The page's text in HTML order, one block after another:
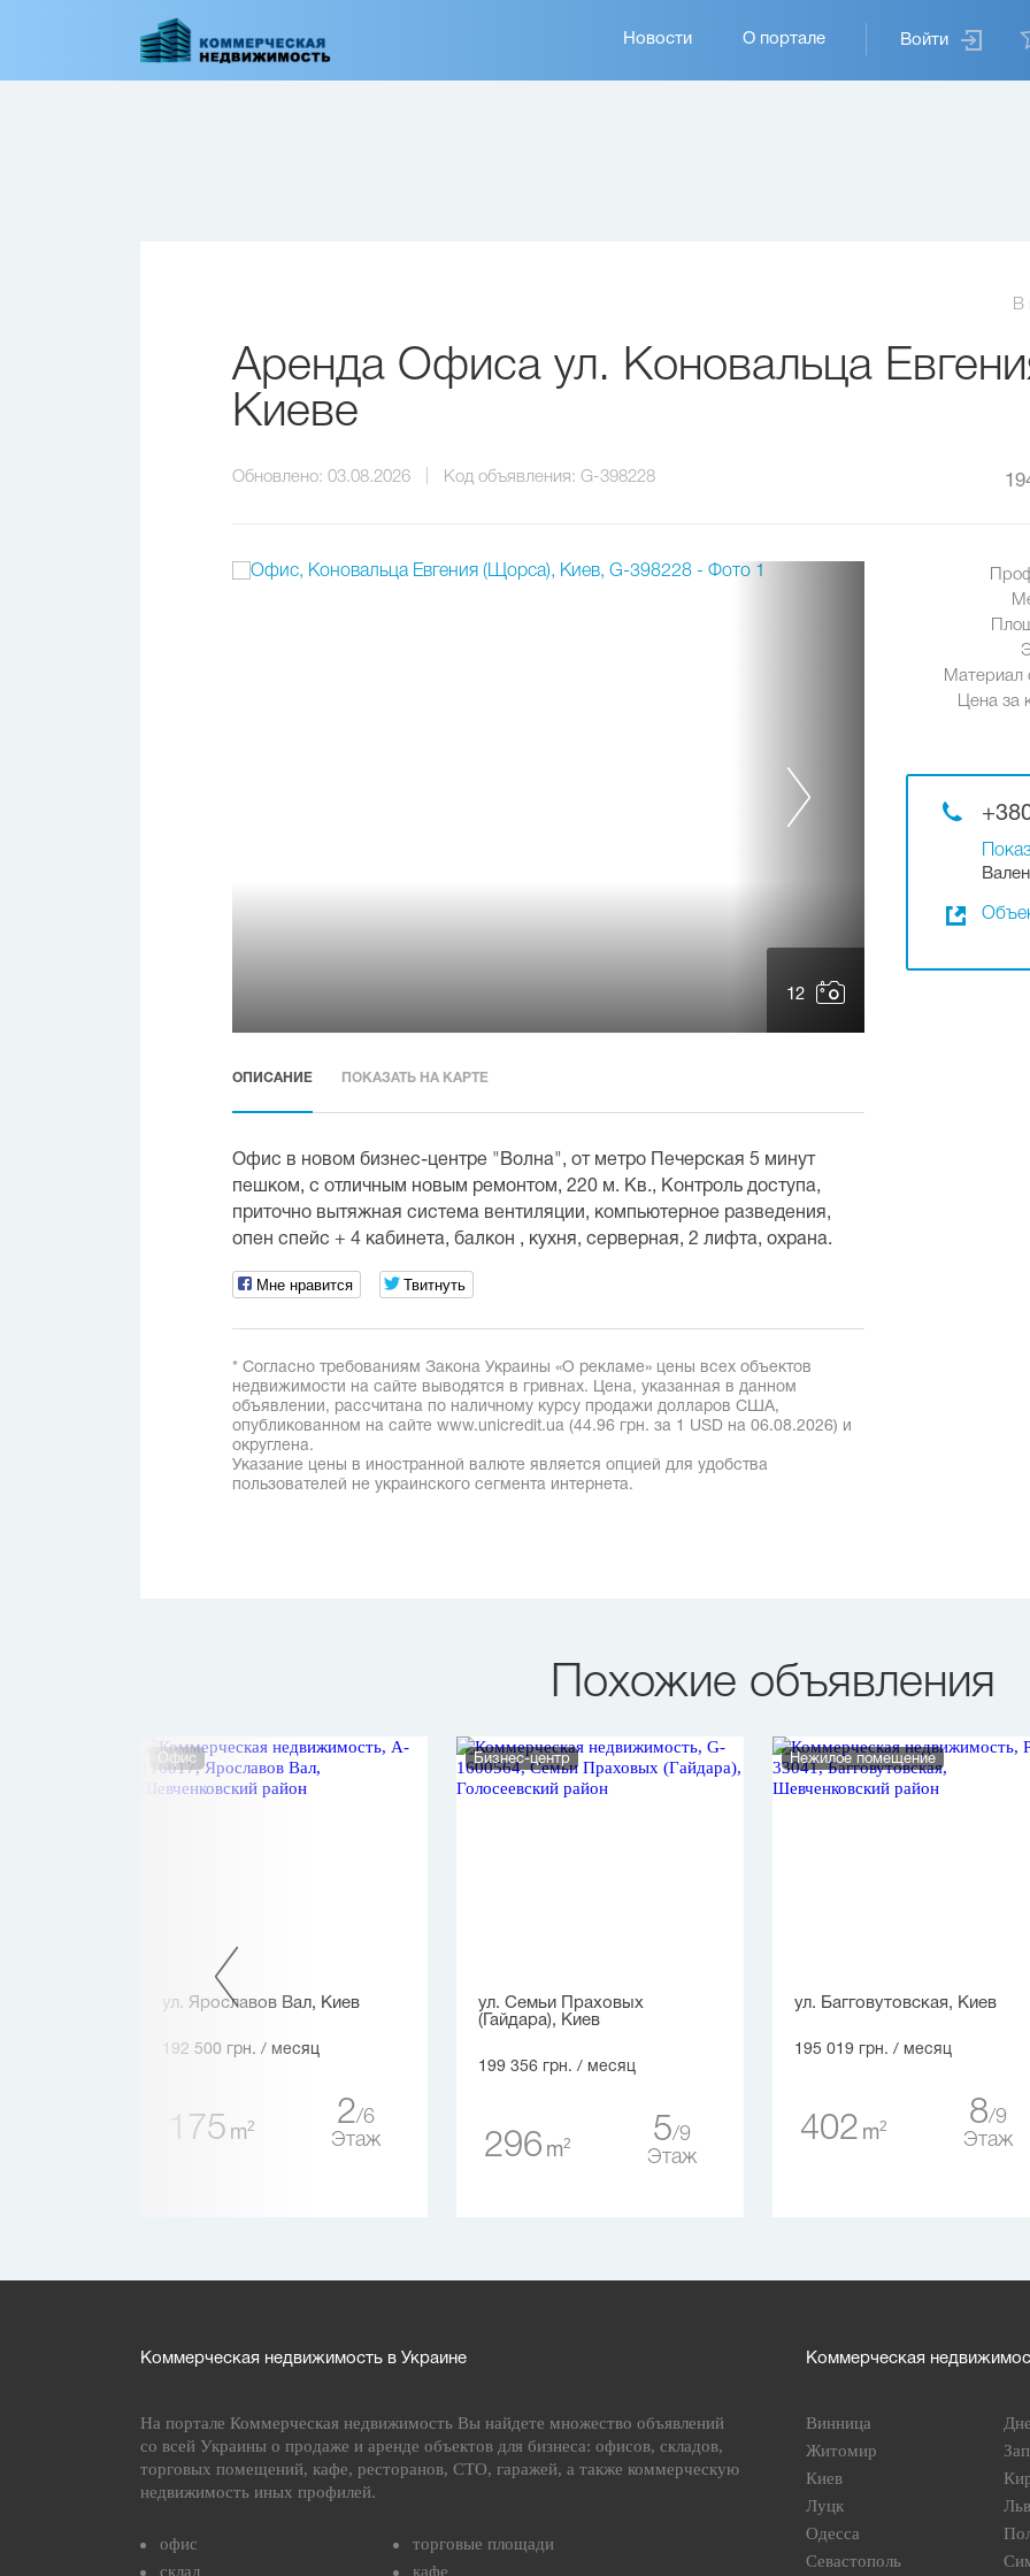
Войти
Основная
навигация
Новости О портале
В
Аренда Офиса ул. Коновальца
Киеве
Обновлено: 03.08.2026 Код объявления: G-398228
12
Материал
Цена за
ОПИСАНИЕ ПОКАЗАТЬ НА КАРТЕ
Офис в новом бизнес-центре "Волна", от метро Печерская 5 минут
пешком, с отличным новым ремонтом, 220 м. Кв., Контроль доступа,
приточно вытяжная система вентиляции, компьютерное разведения,
опен спейс + 4 кабинета, балкон , кухня, серверная, 2 лифта, охрана.
Мне нравится Твитнуть
* Согласно требованиям Закона Украины «О рекламе» цены всех объектов
недвижимости на сайте выводятся в гривнах. Цена, указанная в данном
объявлении, рассчитана по наличному курсу продажи долларов США,
опубликованном на сайте www.unicredit.ua (44.96 грн. за 1 USD на 06.08.2026) и
округлена.
Указание цены в иностранной валюте является опцией для удобства
пользователей не украинского сегмента интернета.
Похожие объявления
Офис
ул. Ярославов Вал, Киев
192 500 грн. / месяц
175 m2 2 6
Этаж
Бизнес-центр
ул. Семьи Праховых
(Гайдара), Киев
199 356 грн. / месяц
296 m2 5 9
Этаж
Нежилое помещение
ул. Багговутовская, Киев
195 019 грн. / месяц
402 m2 8 9
Этаж
Коммерческая недвижимость в Украине
На портале Коммерческая недвижимость Вы найдете множество объявлений
со всей Украины о продаже и аренде объектов для бизнеса: офисов, складов,
торговых помещений, кафе, ресторанов, СТО, гаражей, а также коммерческую
недвижимость иных профилей.
офис
торговые площади
склад
кафе
Коммерческая
Винница
Житомир
Киев
Луцк
Одесса
Севастополь